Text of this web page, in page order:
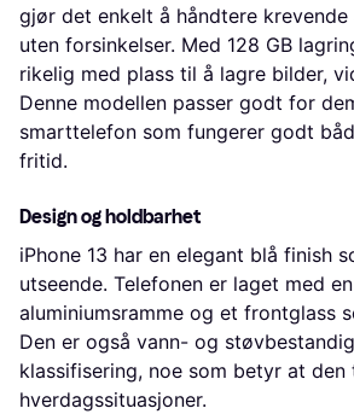
gjør det enkelt å håndtere
uten forsinkelser. Med 128 GB
rikelig med plass til å lagre bilder,
Denne modellen passer godt for
smarttelefon som fungerer godt
fritid.
Design og holdbarhet
iPhone 13 har en elegant blå finish
utseende. Telefonen er laget med
aluminiumsramme og et frontglass
Den er også vann- og
klassifisering, noe som betyr at
hverdagssituasjoner.